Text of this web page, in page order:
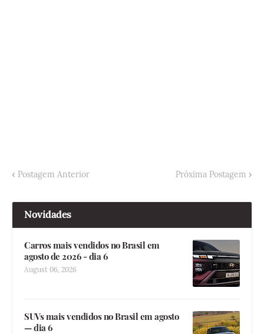
Postagem Anterior Próxima Postagem
Novidades
Carros mais vendidos no Brasil em
agosto de 2026 - dia 6
August 06, 2026
SUVs mais vendidos no Brasil em agosto
— dia 6